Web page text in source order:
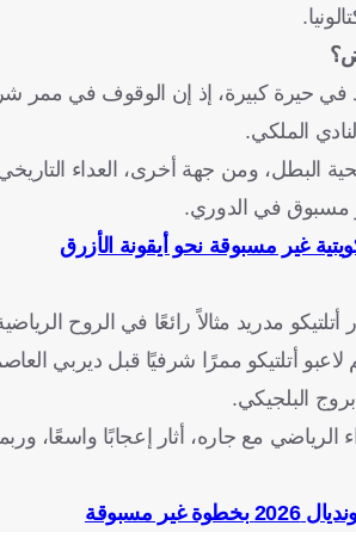
حيرة كبيرة، إذ إن الوقوف في ممر
الملكي.
البطل، ومن جهة أخرى، العداء
مسبوق في الدوري.
غير مسبوقة نحو أيقونة الأزرق
مدريد مثالاً رائعًا في الروح
أتلتيكو ممرًا شرفيًا قبل ديربي
البلجيكي.
الرياضي مع جاره، أثار إعجابًا واسعًا،
مسبوقة